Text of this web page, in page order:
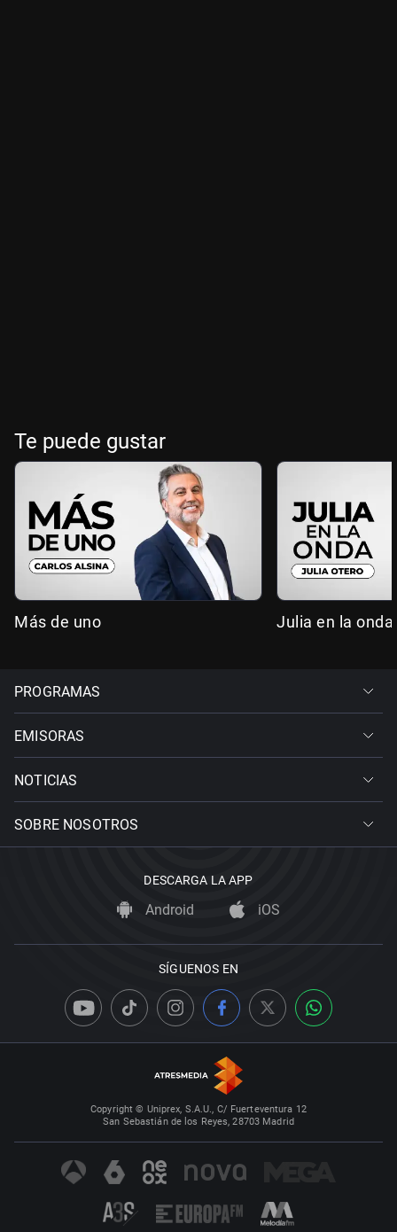
Te puede gustar
Más de uno Julia en la onda
PROGRAMAS
EMISORAS
NOTICIAS
SOBRE NOSOTROS
DESCARGA LA APP
Android iOS
SÍGUENOS EN
Copyright © Uniprex, S.A.U., C/ Fuerteventura 12
San Sebastián de los Reyes, 28703 Madrid